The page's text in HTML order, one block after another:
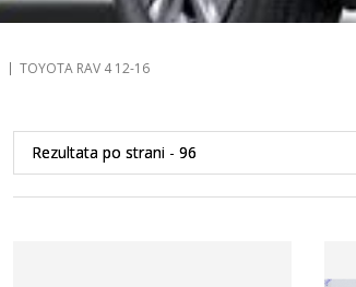
TOYOTA RAV 4 12-16